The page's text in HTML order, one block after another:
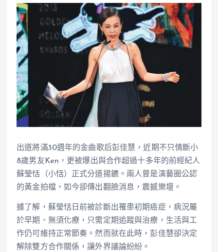
出道將滿30週年的金曲歌后彭佳慧，近期不只情斷小
8歲男友Ken，更被爆出與合作超過十多年的前經紀人
蘇瑩恬（小恬）正式分道揚鑣。兩人曾是演藝圈公認
的黃金拍檔，如今卻傳出翻臉消息，震撼樂壇。
據了解，蘇瑩恬日前被診斷出罹患初期癌症，病況屬
於早期、無須化療，只需定期追蹤與治療，生活與工
作仍可維持正常節奏。然而就在此時，彭佳慧卻決定
解除雙方合作關係，讓外界議論紛紛。